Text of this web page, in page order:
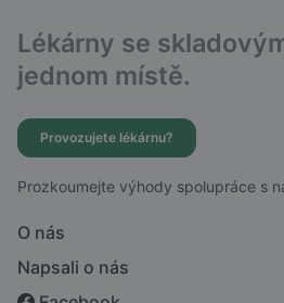
Lékárny se
jednom místě.
Provozujete lékárnu?
Prozkoumejte výhody spolupráce s
O nás
Napsali o nás